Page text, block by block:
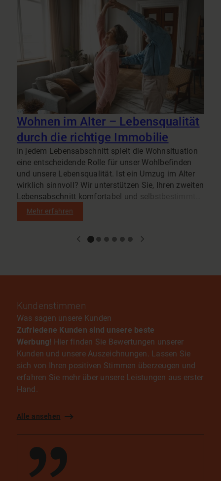
Wohnen im Alter – Lebensqualität
durch die richtige Immobilie
In jedem Lebensabschnitt spielt die Wohnsituation
eine entscheidende Rolle für unser Wohlbefinden
und unsere Lebensqualität. Ist ein Umzug im Alter
wirklich sinnvoll? Wir unterstützen Sie, Ihren zweiten
Lebensabschnitt komfortabel und selbstbestimmt
zu gestalten.
Mehr erfahren
Kundenstimmen
Was sagen unsere Kunden
Zufriedene Kunden sind unsere beste
Werbung! Hier finden Sie Bewertungen unserer
Kunden und unsere Auszeichnungen. Lassen Sie
sich von Ihren positiven Stimmen überzeugen und
erfahren Sie mehr über unsere Leistungen aus erster
Hand.
Alle ansehen